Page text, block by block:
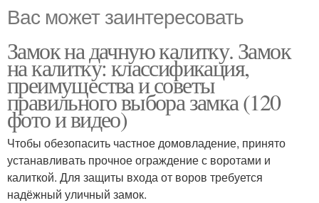
Вас может заинтересовать
Замок на дачную калитку. Замок
на калитку: классификация,
преимущества и советы
правильного выбора замка (120
фото и видео)
Чтобы обезопасить частное домовладение, принято
устанавливать прочное ограждение с воротами и
калиткой. Для защиты входа от воров требуется
надёжный уличный замок.